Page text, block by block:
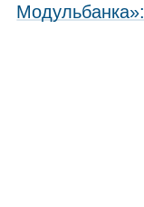
Модульбанка»: